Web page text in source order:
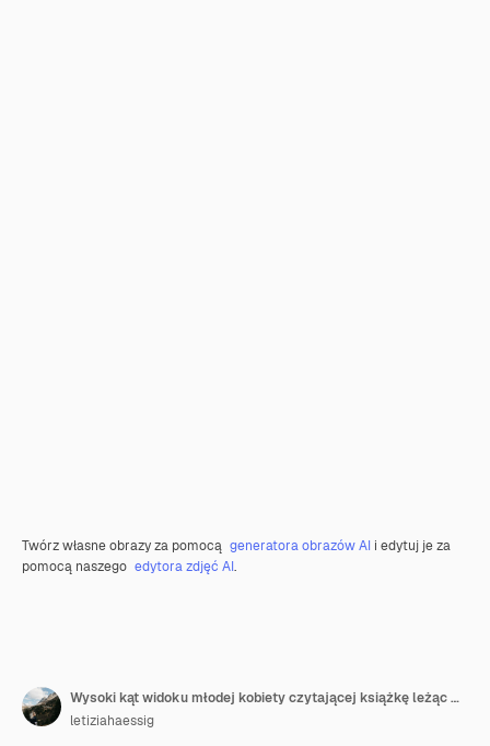
Twórz własne obrazy za pomocą generatora obrazów AI i edytuj je za
pomocą naszego edytora zdjęć AI.
Wysoki kąt widoku młodej kobiety czytającej książkę leżąc w łóżku w domu
letiziahaessig